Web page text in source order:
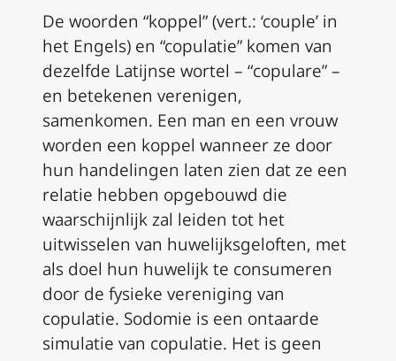
De woorden “koppel” (vert.: ‘couple’ in
het Engels) en “copulatie” komen van
dezelfde Latijnse wortel – “copulare” –
en betekenen verenigen,
samenkomen. Een man en een vrouw
worden een koppel wanneer ze door
hun handelingen laten zien dat ze een
relatie hebben opgebouwd die
waarschijnlijk zal leiden tot het
uitwisselen van huwelijksgeloften, met
als doel hun huwelijk te consumeren
door de fysieke vereniging van
copulatie. Sodomie is een ontaarde
simulatie van copulatie. Het is geen